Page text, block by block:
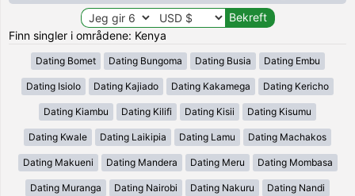
Finn singler i områdene: Kenya
Dating Bomet Dating Bungoma Dating Busia Dating Embu
Dating Isiolo Dating Kajiado Dating Kakamega Dating Kericho
Dating Kiambu Dating Kilifi Dating Kisii Dating Kisumu
Dating Kwale Dating Laikipia Dating Lamu Dating Machakos
Dating Makueni Dating Mandera Dating Meru Dating Mombasa
Dating Muranga Dating Nairobi Dating Nakuru Dating Nandi